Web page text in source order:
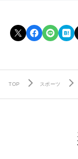
TOP スポーツ